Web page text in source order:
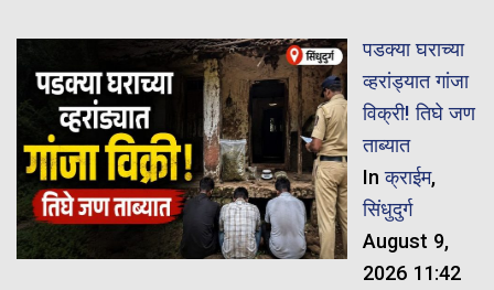
पडक्या घराच्या
व्हरांड्यात गांजा
विक्री! तिघे जण
ताब्यात
Inक्राईम,
सिंधुदुर्ग
August 9,
2026 11:42